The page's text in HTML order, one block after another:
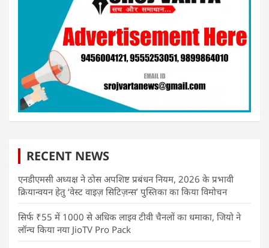
RECENT NEWS
एनडीएमसी अध्यक्ष ने ठोस अपशिष्ट प्रबंधन नियम, 2026 के प्रभावी
क्रियान्वयन हेतु ‘वेस्ट वाइज़ सिटिज़न्स’ पुस्तिका का किया विमोचन
सिर्फ ₹55 में 1000 से अधिक लाइव टीवी चैनलों का धमाका, जियो ने
लॉन्च किया नया JioTV Pro Pack